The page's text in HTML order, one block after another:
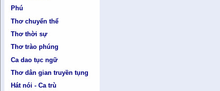
Phú
Thơ chuyển thể
Thơ thời sự
Thơ trào phúng
Ca dao tục ngữ
Thơ dân gian truyền tụng
Hát nói - Ca trù